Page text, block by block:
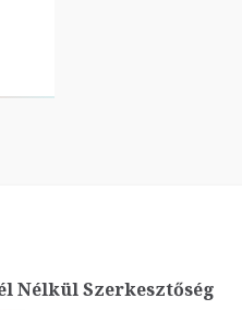
Nélkül Szerkesztőség